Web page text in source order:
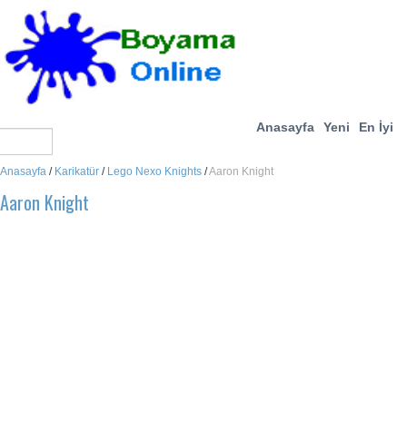
Anasayfa Yeni En İyi
Anasayfa / Karikatür / Lego Nexo Knights /Aaron Knight
Aaron Knight